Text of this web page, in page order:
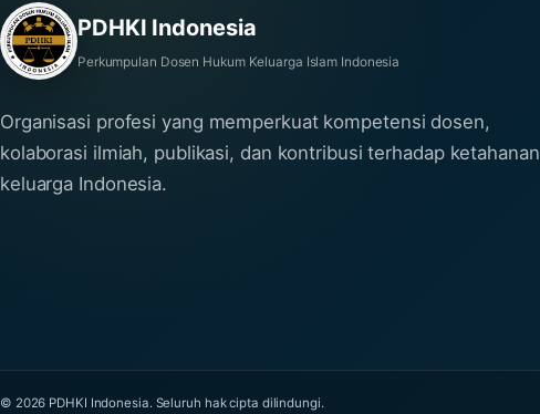
PDHKI Indonesia
Perkumpulan Dosen Hukum Keluarga Islam Indonesia
Organisasi profesi yang memperkuat kompetensi dosen,
kolaborasi ilmiah, publikasi, dan kontribusi terhadap ketahanan
keluarga Indonesia.
© 2026 PDHKI Indonesia. Seluruh hak cipta dilindungi.